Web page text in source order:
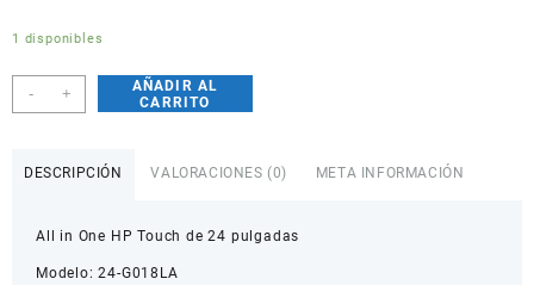
1 disponibles
-
All
In
24
+
AÑADIR AL
CARRITO
DESCRIPCIÓN VALORACIONES (0) META INFORMACIÓN
All in One HP Touch de 24 pulgadas
Modelo: 24-G018LA